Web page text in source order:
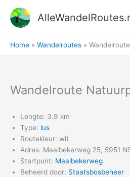
naar
Home Wandelroutes
Wandelroute
Lengte: 3.9 km
Type: lus
Routekleur: wit
Adres: Maalbekerweg 25, 5951
Startpunt: Maalbekerweg
Beheerd door: Staatsbosbeheer